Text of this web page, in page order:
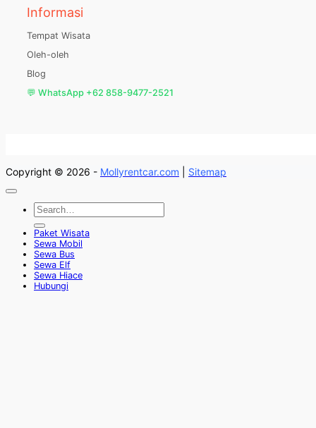
Informasi
Tempat Wisata
Oleh-oleh
Blog
💬 WhatsApp +62 858-9477-2521
Copyright © 2026 - Mollyrentcar.com Sitemap
Paket Wisata
Sewa Mobil
Sewa Bus
Sewa Elf
Sewa Hiace
Hubungi